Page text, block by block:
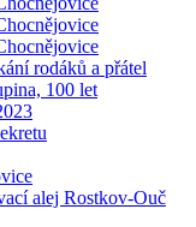
rodáků a přátel
100 let
alej Rostkov-Ouč